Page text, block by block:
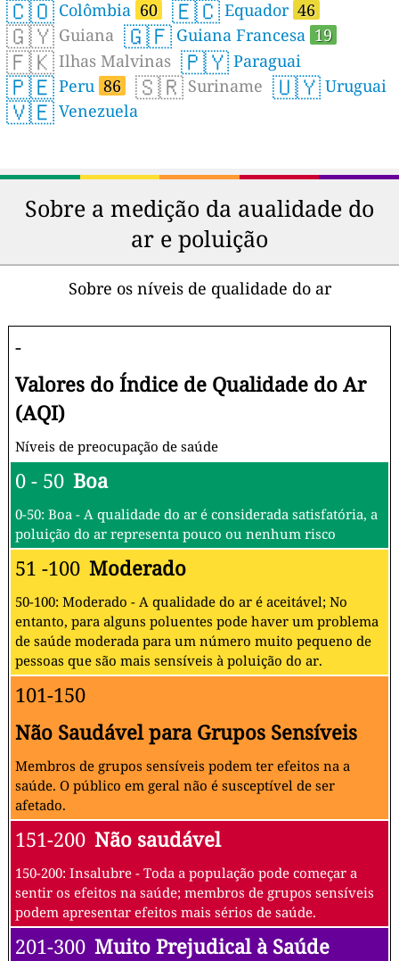
🇨🇴 Colômbia 60 🇪🇨 Equador 46
🇬🇾 Guiana 🇬🇫 Guiana Francesa 19
🇫🇰 Ilhas Malvinas 🇵🇾 Paraguai
🇵🇪 Peru 86 🇸🇷 Suriname 🇺🇾 Uruguai
🇻🇪 Venezuela
Sobre a medição da aualidade do
ar e poluição
Sobre os níveis de qualidade do ar
-
Valores do Índice de Qualidade do Ar
(AQI)
Níveis de preocupação de saúde
0 - 50 Boa
0-50: Boa - A qualidade do ar é considerada satisfatória, a
poluição do ar representa pouco ou nenhum risco
51 -100 Moderado
50-100: Moderado - A qualidade do ar é aceitável; No
entanto, para alguns poluentes pode haver um problema
de saúde moderada para um número muito pequeno de
pessoas que são mais sensíveis à poluição do ar.
101-150
Não Saudável para Grupos Sensíveis
Membros de grupos sensíveis podem ter efeitos na a
saúde. O público em geral não é susceptível de ser
afetado.
151-200 Não saudável
150-200: Insalubre - Toda a população pode começar a
sentir os efeitos na saúde; membros de grupos sensíveis
podem apresentar efeitos mais sérios de saúde.
201-300 Muito Prejudical à Saúde